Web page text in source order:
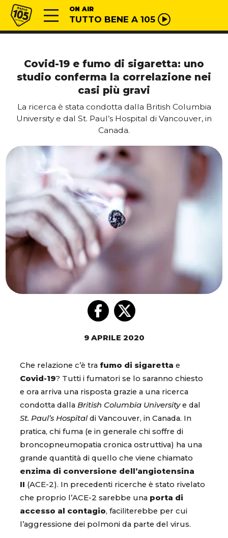
Vai al contenuto
Radio 105 ON AIR
TUTTO BENE A 105
Covid-19 e fumo di sigaretta: uno
studio conferma la correlazione nei
casi più gravi
La ricerca è stata condotta dalla British Columbia
University e dal St. Paul’s Hospital di Vancouver, in
Canada.
9 APRILE 2020
Che relazione c’è tra fumo di sigaretta e
Covid-19? Tutti i fumatori se lo saranno chiesto
e ora arriva una risposta grazie a una ricerca
condotta dalla British Columbia Universitye dal
St. Paul’s Hospitaldi Vancouver, in Canada. In
pratica, chi fuma (e in generale chi soffre di
broncopneumopatia cronica ostruttiva) ha una
grande quantità di quello che viene chiamato
enzima di conversione dell’angiotensina
II (ACE-2). In precedenti ricerche è stato rivelato
che proprio l’ACE-2 sarebbe una porta di
accesso al contagio, faciliterebbe per cui
l’aggressione dei polmoni da parte del virus.